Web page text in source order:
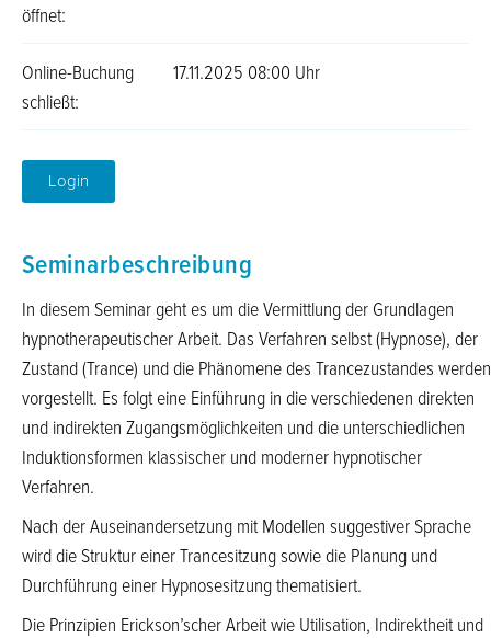
öffnet:
Online-Buchung
schließt:
17.11.2025 08:00 Uhr
Login
Seminarbeschreibung
In diesem Seminar geht es um die Vermittlung der Grundlagen
hypnotherapeutischer Arbeit. Das Verfahren selbst (Hypnose), der
Zustand (Trance) und die Phänomene des Trancezustandes werden
vorgestellt. Es folgt eine Einführung in die verschiedenen direkten
und indirekten Zugangsmöglichkeiten und die unterschiedlichen
Induktionsformen klassischer und moderner hypnotischer
Verfahren.
Nach der Auseinandersetzung mit Modellen suggestiver Sprache
wird die Struktur einer Trancesitzung sowie die Planung und
Durchführung einer Hypnosesitzung thematisiert.
Die Prinzipien Erickson’scher Arbeit wie Utilisation, Indirektheit und